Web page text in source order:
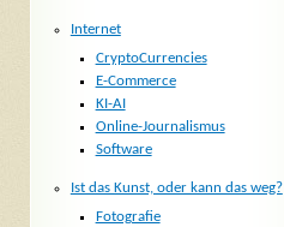
Internet
CryptoCurrencies
E-Commerce
KI-AI
Online-Journalismus
Software
Ist das Kunst, oder kann das weg?
Fotografie